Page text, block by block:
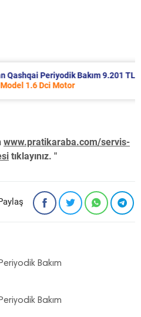
Periyodik Bakım 9.201 TL
Dci Motor
www.pratikaraba.com/servis-
tıklayınız. "
Bakım
Bakım